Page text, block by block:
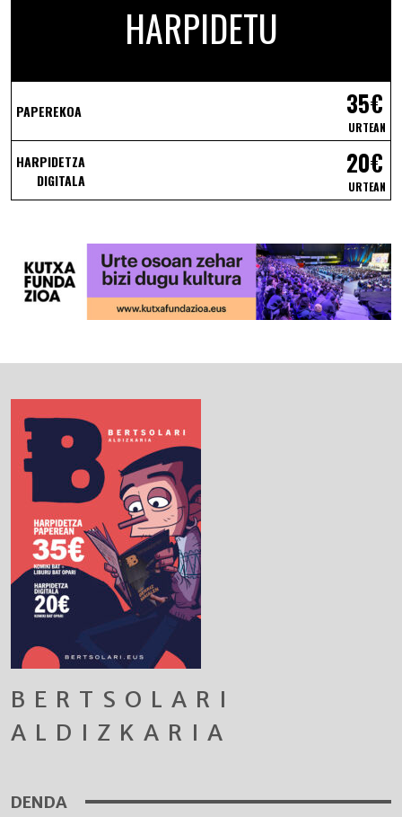
HARPIDETU
PAPEREKOA 35€
URTEAN
HARPIDETZA
DIGITALA
20€
URTEAN
BERTSOLARI
ALDIZKARIA
DENDA